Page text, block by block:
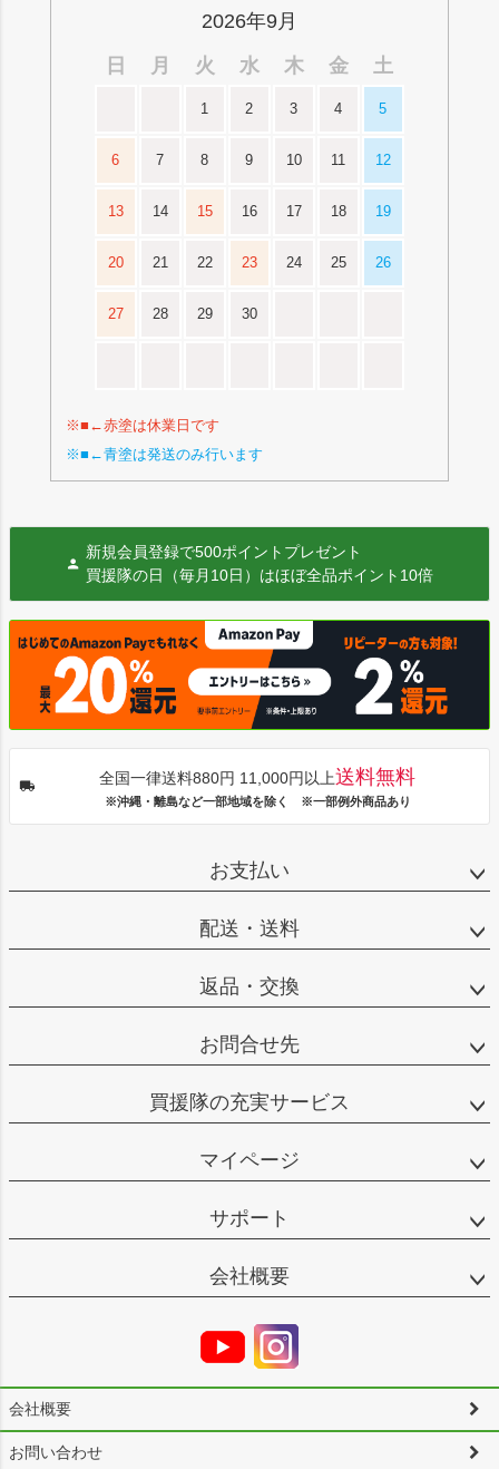
2026年9月
日
月 火 水 木 金 土
1 2 3 4 5
6 7 8 9 10 11 12
13 14 15 16 17 18 19
20 21 22 23 24 25 26
27 28 29 30
※■←赤塗は休業日です
※■←青塗は発送のみ行います
新規会員登録で500ポイントプレゼント
買援隊の日（毎月10日）はほぼ全品ポイント10倍
全国一律送料880円 11,000円以上送料無料
※沖縄・離島など一部地域を除く ※一部例外商品あり
お支払い
配送・送料
返品・交換
お問合せ先
買援隊の充実サービス
マイページ
サポート
会社概要
会社概要
お問い合わせ